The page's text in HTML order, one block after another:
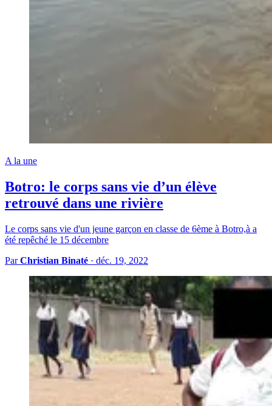
A la une
Botro: le corps sans vie d’un élève
retrouvé dans une rivière
Le corps sans vie d'un jeune garçon en classe de 6ème à Botro,à a
été repêché le 15 décembre
ParChristian Binaté · déc. 19, 2022